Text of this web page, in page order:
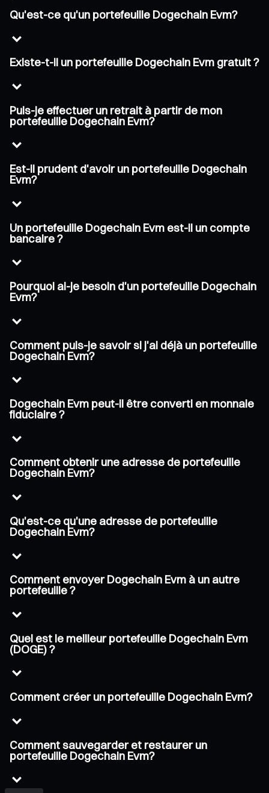
Qu'est-ce qu'un portefeuille Dogechain Evm?
Existe-t-il un portefeuille Dogechain Evm gratuit ?
Puis-je effectuer un retrait à partir de mon
portefeuille Dogechain Evm?
Est-il prudent d'avoir un portefeuille Dogechain
Evm?
Un portefeuille Dogechain Evm est-il un compte
bancaire ?
Pourquoi ai-je besoin d'un portefeuille Dogechain
Evm?
Comment puis-je savoir si j'ai déjà un portefeuille
Dogechain Evm?
Dogechain Evm peut-il être converti en monnaie
fiduciaire ?
Comment obtenir une adresse de portefeuille
Dogechain Evm?
Qu'est-ce qu'une adresse de portefeuille
Dogechain Evm?
Comment envoyer Dogechain Evm à un autre
portefeuille ?
Quel est le meilleur portefeuille Dogechain Evm
(DOGE) ?
Comment créer un portefeuille Dogechain Evm?
Comment sauvegarder et restaurer un
portefeuille Dogechain Evm?